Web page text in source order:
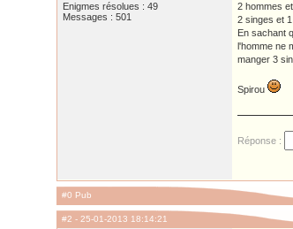
Enigmes résolues : 49
Messages : 501
2 hommes
2 singes et
En sachant
l'homme ne
manger 3
Spirou
Réponse :
#0 Pub
#2 - 25-01-2013 18:14:21